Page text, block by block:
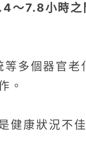
～7.8小時之
多個器官老
。
健康狀況不